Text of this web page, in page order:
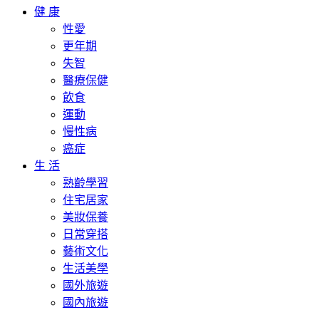
健 康
性愛
更年期
失智
醫療保健
飲食
運動
慢性病
癌症
生 活
熟齡學習
住宅居家
美妝保養
日常穿搭
藝術文化
生活美學
國外旅遊
國內旅遊